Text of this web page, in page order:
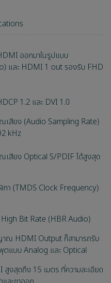
ออกมาในรูปแบบ
และ HDMI 1 out รองรับ FHD
1.2 และ DVI 1.0
สียง (Audio Sampling Rate)
kHz
สียง Optical S/PDIF ได้สูงสุด
(TMDS Clock Frequency)
Bit Rate (HBR Audio)
ณ HDMI Output ก็สามารถรับ
แบบ Analog และ Optical
สูงสุดถึง 15 เมตร ที่ความละเอียด